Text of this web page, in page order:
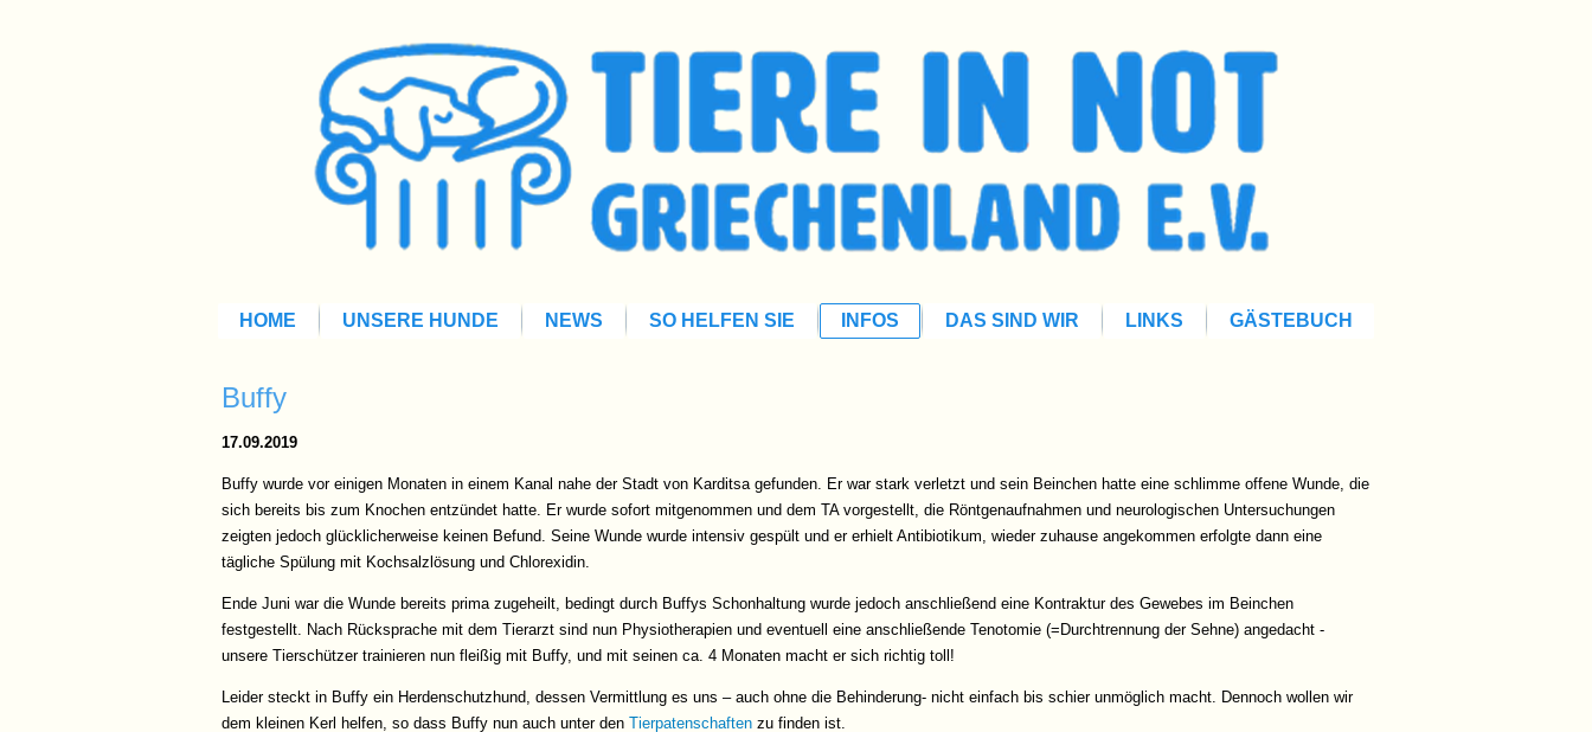
HOME UNSERE HUNDE NEWS SO HELFEN SIE INFOS DAS SIND WIR LINKS GÄSTEBUCH
Buffy
17.09.2019
Buffy wurde vor einigen Monaten in einem Kanal nahe der Stadt von Karditsa gefunden. Er war stark verletzt und sein Beinchen hatte eine schlimme offene Wunde, die
sich bereits bis zum Knochen entzündet hatte. Er wurde sofort mitgenommen und dem TA vorgestellt, die Röntgenaufnahmen und neurologischen Untersuchungen
zeigten jedoch glücklicherweise keinen Befund. Seine Wunde wurde intensiv gespült und er erhielt Antibiotikum, wieder zuhause angekommen erfolgte dann eine
tägliche Spülung mit Kochsalzlösung und Chlorexidin.
Ende Juni war die Wunde bereits prima zugeheilt, bedingt durch Buffys Schonhaltung wurde jedoch anschließend eine Kontraktur des Gewebes im Beinchen
festgestellt. Nach Rücksprache mit dem Tierarzt sind nun Physiotherapien und eventuell eine anschließende Tenotomie (=Durchtrennung der Sehne) angedacht -
unsere Tierschützer trainieren nun fleißig mit Buffy, und mit seinen ca. 4 Monaten macht er sich richtig toll!
Leider steckt in Buffy ein Herdenschutzhund, dessen Vermittlung es uns – auch ohne die Behinderung- nicht einfach bis schier unmöglich macht. Dennoch wollen wir
dem kleinen Kerl helfen, so dass Buffy nun auch unter den Tierpatenschaften zu finden ist.